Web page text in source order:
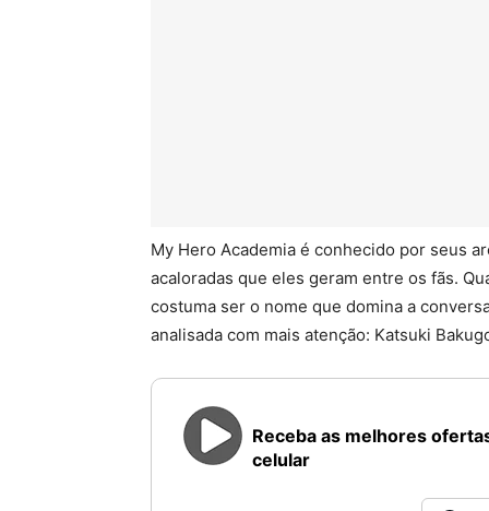
My Hero Academia é conhecido por seus
acaloradas que eles geram entre os fãs.
costuma ser o nome que domina a
analisada com mais atenção: Katsuki
Receba as melhores
celular